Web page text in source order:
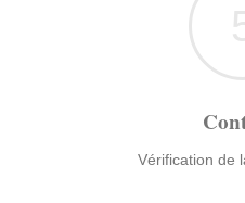
Vérification de